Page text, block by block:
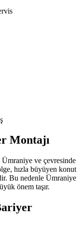
Montajı
Ümraniye ve çevresinde
hızla büyüyen konut
Bu nedenle Ümraniye
önem taşır.